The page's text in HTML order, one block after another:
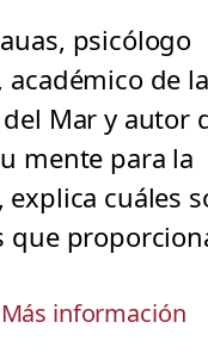
psicólogo
de
del Mar y autor
mente para la
explica cuáles
que
Más información